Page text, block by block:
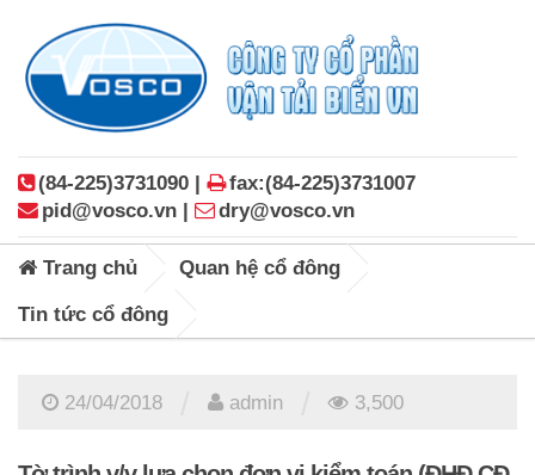
(84-225)3731090 |
fax:(84-225)3731007
pid@vosco.vn |
dry@vosco.vn
Trang chủ Quan hệ cổ đông
Tin tức cổ đông
24/04/2018 admin 3,500